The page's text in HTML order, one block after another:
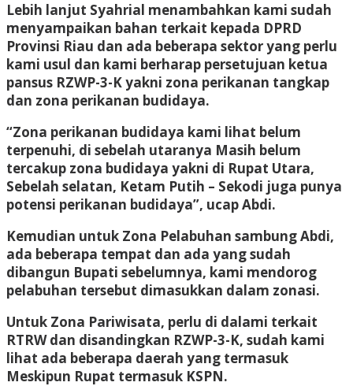
Lebih lanjut Syahrial menambahkan kami sudah
menyampaikan bahan terkait kepada DPRD
Provinsi Riau dan ada beberapa sektor yang perlu
kami usul dan kami berharap persetujuan ketua
pansus RZWP-3-K yakni zona perikanan tangkap
dan zona perikanan budidaya.
“Zona perikanan budidaya kami lihat belum
terpenuhi, di sebelah utaranya Masih belum
tercakup zona budidaya yakni di Rupat Utara,
Sebelah selatan, Ketam Putih – Sekodi juga punya
potensi perikanan budidaya”, ucap Abdi.
Kemudian untuk Zona Pelabuhan sambung Abdi,
ada beberapa tempat dan ada yang sudah
dibangun Bupati sebelumnya, kami mendorog
pelabuhan tersebut dimasukkan dalam zonasi.
Untuk Zona Pariwisata, perlu di dalami terkait
RTRW dan disandingkan RZWP-3-K, sudah kami
lihat ada beberapa daerah yang termasuk
Meskipun Rupat termasuk KSPN.